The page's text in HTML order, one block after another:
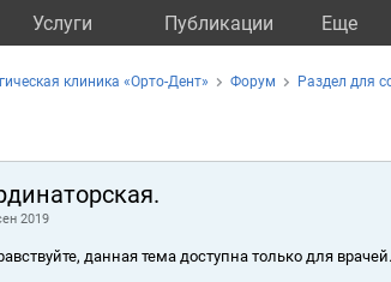
Услуги Публикации Eще
клиника «Орто-Дент» Форум Раздел для
2019
данная тема доступна только для